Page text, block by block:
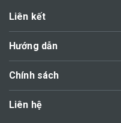
Liên kết
Hướng dẫn
Chính sách
Liên hệ